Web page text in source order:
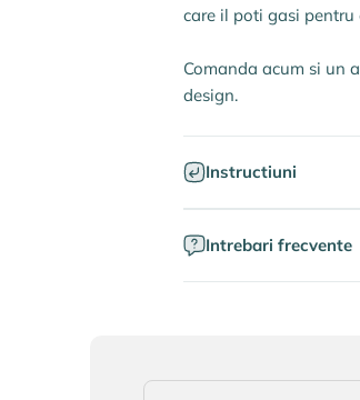
care il poti gasi pentru
Comanda acum si un
design.
Instructiuni
Intrebari frecvente